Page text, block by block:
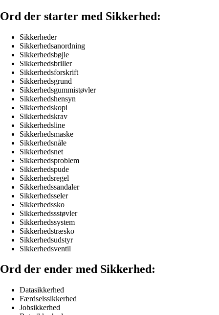
Ord der starter med Sikkerhed:
Sikkerheder
Sikkerhedsanordning
Sikkerhedsbøjle
Sikkerhedsbriller
Sikkerhedsforskrift
Sikkerhedsgrund
Sikkerhedsgummistøvler
Sikkerhedshensyn
Sikkerhedskopi
Sikkerhedskrav
Sikkerhedsline
Sikkerhedsmaske
Sikkerhedsnåle
Sikkerhedsnet
Sikkerhedsproblem
Sikkerhedspude
Sikkerhedsregel
Sikkerhedssandaler
Sikkerhedsseler
Sikkerhedssko
Sikkerhedssstøvler
Sikkerhedssystem
Sikkerhedstræsko
Sikkerhedsudstyr
Sikkerhedsventil
Ord der ender med Sikkerhed:
Datasikkerhed
Færdselssikkerhed
Jobsikkerhed